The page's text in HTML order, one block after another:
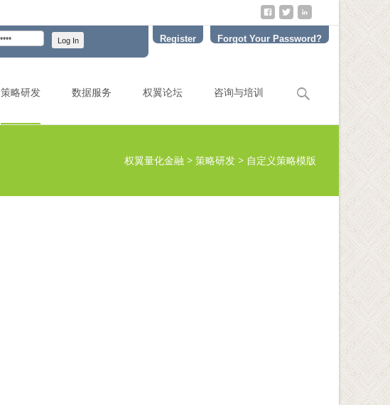
Register Forgot Your Password?
策略研发 数据服务 权翼论坛 咨询与培训
Search
权翼量化金融 > 策略研发 > 自定义策略模版